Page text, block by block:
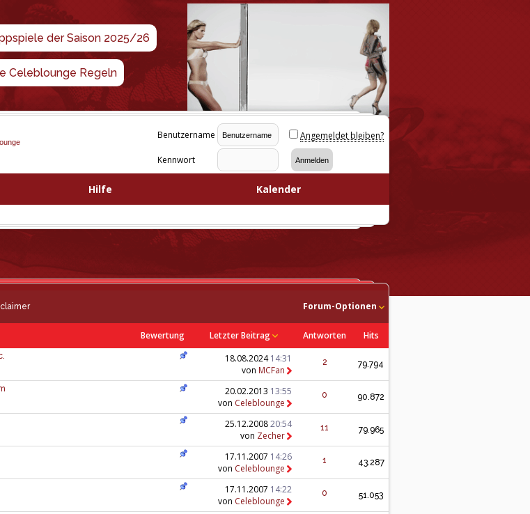
der Saison 2025/26
Celeblounge Regeln
Benutzername Angemeldet bleiben?
Kennwort
Hilfe Kalender
Forum-Optionen
Bewertung Letzter Beitrag Antworten Hits
18.08.202414:31
von MCFan
2 79.794
20.02.2013 13:55
von Celeblounge
0 90.872
25.12.200820:54
von Zecher
11 79.965
17.11.2007 14:26
von Celeblounge
1 43.287
17.11.2007 14:22
von Celeblounge
0 51.053